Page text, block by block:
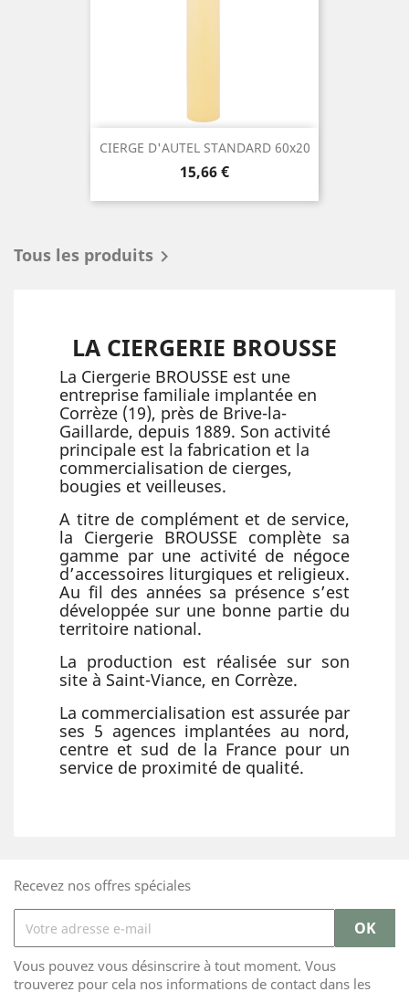
CIERGE D'AUTEL STANDARD 60x20
Prix
15,66 €
Tous les produits 
LA CIERGERIE BROUSSE
La Ciergerie BROUSSE est une
entreprise familiale implantée en
Corrèze (19), près de Brive-la-
Gaillarde, depuis 1889. Son activité
principale est la fabrication et la
commercialisation de cierges,
bougies et veilleuses.
A titre de complément et de service,
la Ciergerie BROUSSE complète sa
gamme par une activité de négoce
d’accessoires liturgiques et religieux.
Au fil des années sa présence s’est
développée sur une bonne partie du
territoire national.
La production est réalisée sur son
site à Saint-Viance, en Corrèze.
La commercialisation est assurée par
ses 5 agences implantées au nord,
centre et sud de la France pour un
service de proximité de qualité.
Recevez nos offres spéciales
Vous pouvez vous désinscrire à tout moment. Vous
trouverez pour cela nos informations de contact dans les